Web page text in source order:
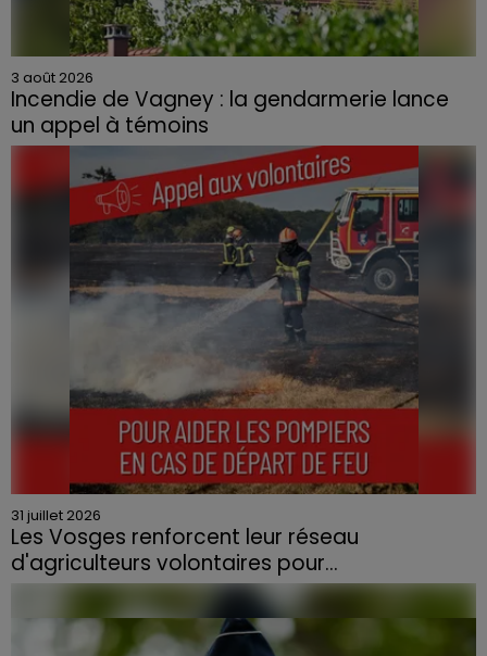
3 août 2026
Incendie de Vagney : la gendarmerie lance
un appel à témoins
Le feu, parti d'une haie avant de se propager au
quartier résidentiel, avait détruit deux habitations et
contraint à l'évacuation d'une centaine de personnes.
31 juillet 2026
Les Vosges renforcent leur réseau
d'agriculteurs volontaires pour...
Face à la sécheresse et aux risques de départs de feu,
la Chambre d'agriculture des Vosges a lancé un appel
aux agriculteurs volontaires pour venir en aide...